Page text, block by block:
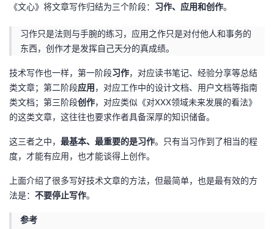
《文心》将文章写作归结为三个阶段： 习作、应用和创作。
习作只是法则与手腕的练习，应用之作只是对付他人和事务的
东西，创作才是发挥自己天分的真成绩。
技术写作也一样，第一阶段习作，对应读书笔记、经验分享等总结
类文章；第二阶段应用，对应工作中的设计文档、用户文档等指南
类文档；第三阶段创作，对应类似《对XXX领域未来发展的看法》
的这类文章，这往往也要求作者具备深厚的知识储备。
这三者之中， 最基本、最重要的是习作。只有当习作到了相当的程
度，才能有应用，也才能谈得上创作。
上面介绍了很多写好技术文章的方法，但最简单，也是最有效的方
法是： 不要停止写作。
参考